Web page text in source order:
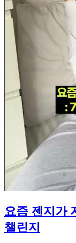
요즘 젠지가
챌린지